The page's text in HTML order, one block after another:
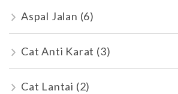
Aspal Jalan (6)
Cat Anti Karat (3)
Cat Lantai (2)